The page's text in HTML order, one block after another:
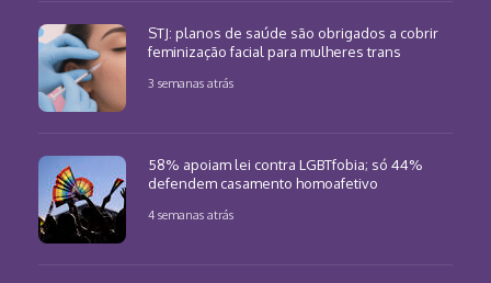
STJ: planos de saúde são obrigados a cobrir
feminização facial para mulheres trans
3 semanas atrás
58% apoiam lei contra LGBTfobia; só 44%
defendem casamento homoafetivo
4 semanas atrás